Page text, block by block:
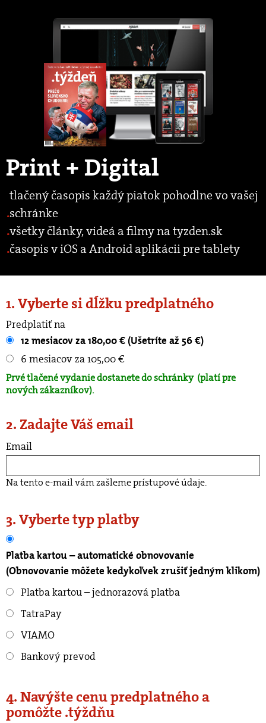
Print + Digital
tlačený časopis každý piatok pohodlne vo vašej
schránke
všetky články, videá a filmy na tyzden.sk
časopis v iOS a Android aplikácii pre tablety
1. Vyberte si dĺžku predplatného
Predplatiť na
12 mesiacov za 180,00 € (Ušetríte až 56 €)
6 mesiacov za 105,00 €
Prvé tlačené vydanie dostanete do schránky (platí pre
nových zákazníkov).
2. Zadajte Váš email
Email
Na tento e-mail vám zašleme prístupové údaje.
3. Vyberte typ platby
Platba kartou – automatické obnovovanie
(Obnovovanie môžete kedykoľvek zrušiť jedným klikom)
Platba kartou – jednorazová platba
TatraPay
VIAMO
Bankový prevod
4. Navýšte cenu predplatného a
pomôžte .týždňu